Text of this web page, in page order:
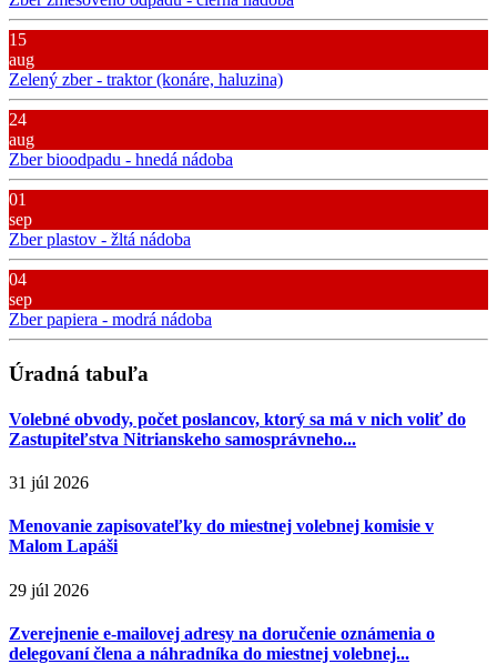
15
aug
Zelený zber - traktor (konáre, haluzina)
24
aug
Zber bioodpadu - hnedá nádoba
01
sep
Zber plastov - žltá nádoba
04
sep
Zber papiera - modrá nádoba
Úradná tabuľa
Volebné obvody, počet poslancov, ktorý sa má v nich voliť do
Zastupiteľstva Nitrianskeho samosprávneho...
31 júl 2026
Menovanie zapisovateľky do miestnej volebnej komisie v
Malom Lapáši
29 júl 2026
Zverejnenie e-mailovej adresy na doručenie oznámenia o
delegovaní člena a náhradníka do miestnej volebnej...